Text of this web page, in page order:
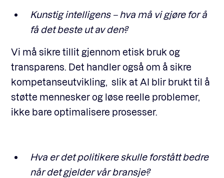
Kunstig intelligens – hva må vi gjøre for å
få det beste ut av den?
Vi må sikre tillit gjennom etisk bruk og
transparens. Det handler også om å sikre
kompetanseutvikling, slik at AI blir brukt til å
støtte mennesker og løse reelle problemer,
ikke bare optimalisere prosesser.
Hva er det politikere skulle forstått bedre
når det gjelder vår bransje?